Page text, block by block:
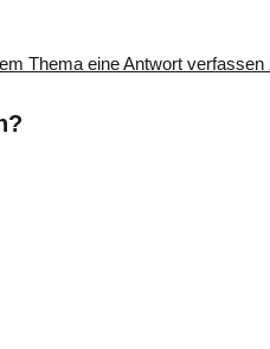
Thema eine Antwort verfassen